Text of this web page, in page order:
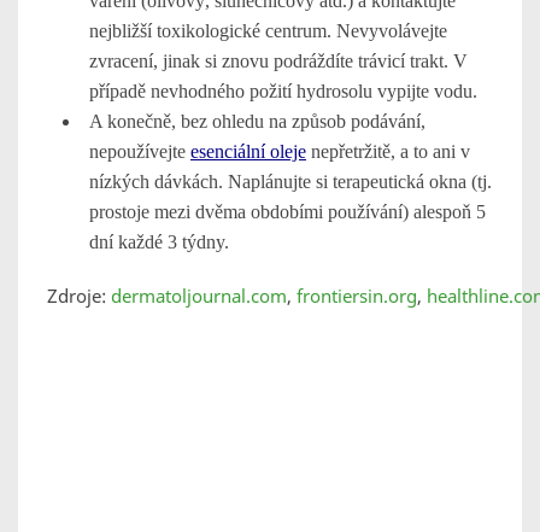
nejbližší toxikologické centrum. Nevyvolávejte
zvracení, jinak si znovu podráždíte trávicí trakt. V
případě nevhodného požití hydrosolu vypijte vodu.
A konečně, bez ohledu na způsob podávání,
nepoužívejte esenciální oleje nepřetržitě, a to ani v
nízkých dávkách. Naplánujte si terapeutická okna (tj.
prostoje mezi dvěma obdobími používání) alespoň 5
dní každé 3 týdny.
Zdroje: dermatoljournal.com, frontiersin.org,